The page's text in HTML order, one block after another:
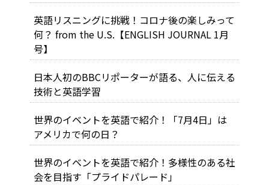
英語リスニングに挑戦！コロナ後の楽しみって
何？ from the U.S.【ENGLISH JOURNAL 1月
号】
日本人初のBBCリポーターが語る、人に伝える
技術と英語学習
世界のイベントを英語で紹介！「7月4日」は
アメリカで何の日？
世界のイベントを英語で紹介！多様性のある社
会を目指す「プライドパレード」